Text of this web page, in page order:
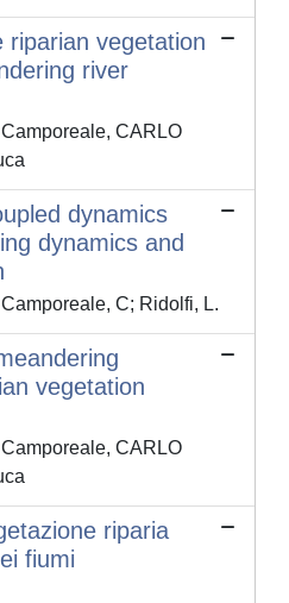
riparian vegetation
river
CARLO
dynamics
dynamics and
C; Ridolfi, L.
vegetation
CARLO
riparia
fiumi